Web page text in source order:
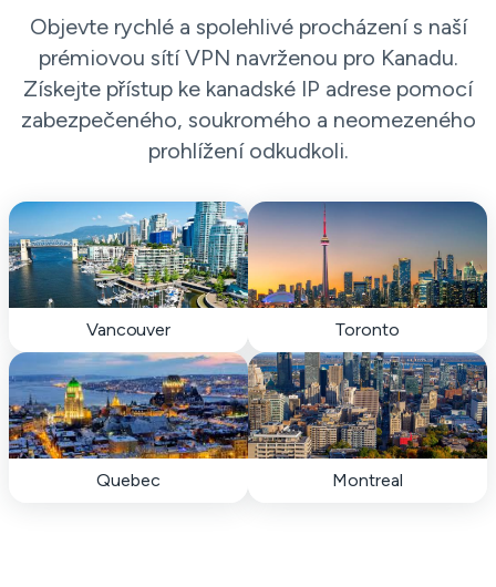
Objevte rychlé a spolehlivé procházení s naší
prémiovou sítí VPN navrženou pro Kanadu.
Získejte přístup ke kanadské IP adrese pomocí
zabezpečeného, ​​soukromého a neomezeného
prohlížení odkudkoli.
Vancouver Toronto
Quebec Montreal